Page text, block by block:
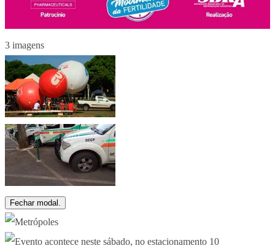
3 imagens
Fechar modal.